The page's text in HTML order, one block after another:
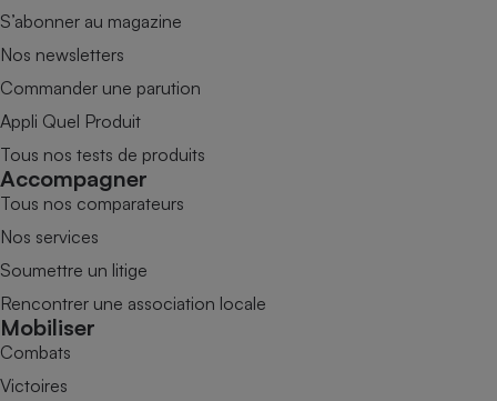
S’abonner au magazine
Nos newsletters
Commander une parution
Appli Quel Produit
Tous nos tests de produits
Accompagner
Tous nos comparateurs
Nos services
Soumettre un litige
Rencontrer une association locale
Mobiliser
Combats
Victoires